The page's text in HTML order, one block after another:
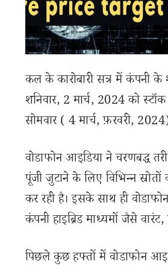
कल के कारोबारी सत्र में कंपनी
शनिवार, 2 मार्च, 2024 को
सोमवार ( 4 मार्च, फ़रवरी,
वोडाफोन आइडिया ने चरणबद्ध
पूंजी जुटाने के लिए विभिन्न
कर रही है। इसके साथ ही
कंपनी हाइब्रिड माध्यमों जैसे
पिछले कुछ हफ्तों में वोडाफोन